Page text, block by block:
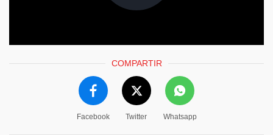
COMPARTIR
Facebook Twitter Whatsapp